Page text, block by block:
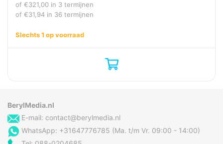
of €321,00 in 3 termijnen
of €31,94 in 36 termijnen
Slechts 1 op voorraad
BerylMedia.nl
E-mail: contact@berylmedia.nl
WhatsApp: +31647776785 (Ma. t/m Vr. 09:00 - 14:00)